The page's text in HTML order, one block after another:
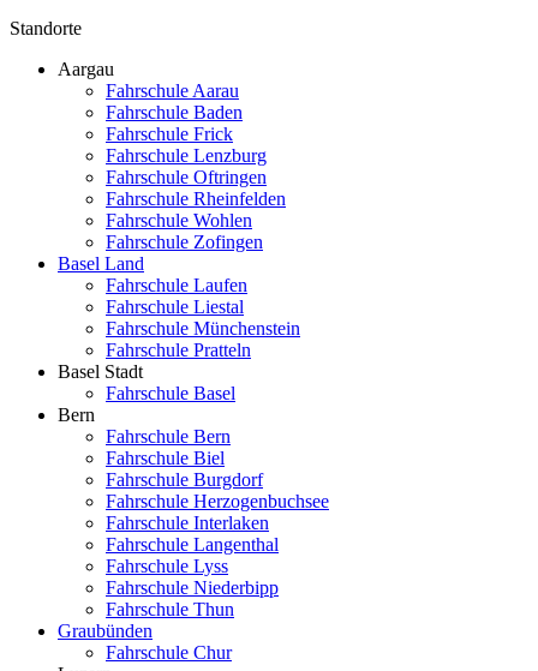
Standorte
Aargau
Fahrschule Aarau
Fahrschule Baden
Fahrschule Frick
Fahrschule Lenzburg
Fahrschule Oftringen
Fahrschule Rheinfelden
Fahrschule Wohlen
Fahrschule Zofingen
Basel Land
Fahrschule Laufen
Fahrschule Liestal
Fahrschule Münchenstein
Fahrschule Pratteln
Basel Stadt
Fahrschule Basel
Bern
Fahrschule Bern
Fahrschule Biel
Fahrschule Burgdorf
Fahrschule Herzogenbuchsee
Fahrschule Interlaken
Fahrschule Langenthal
Fahrschule Lyss
Fahrschule Niederbipp
Fahrschule Thun
Graubünden
Fahrschule Chur